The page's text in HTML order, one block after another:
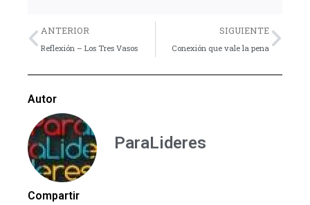
Previo
ANTERIOR
Reflexión – Los Tres Vasos
SIGUIENTE
Conexión que vale la pena
Autor
ParaLideres
Compartir